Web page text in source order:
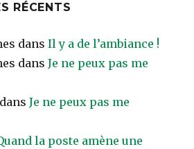
RÉCENTS
dansIl y a de l’ambiance !
dansJe ne peux pas me
dansJe ne peux pas me
la poste amène une